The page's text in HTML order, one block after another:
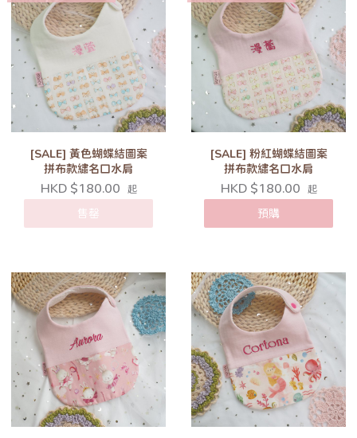
[SALE] 黃色蝴蝶結圖案
拼布款繡名口水肩
HKD $180.00 起
售罄
[SALE] 粉紅蝴蝶結圖案
拼布款繡名口水肩
HKD $180.00 起
預購